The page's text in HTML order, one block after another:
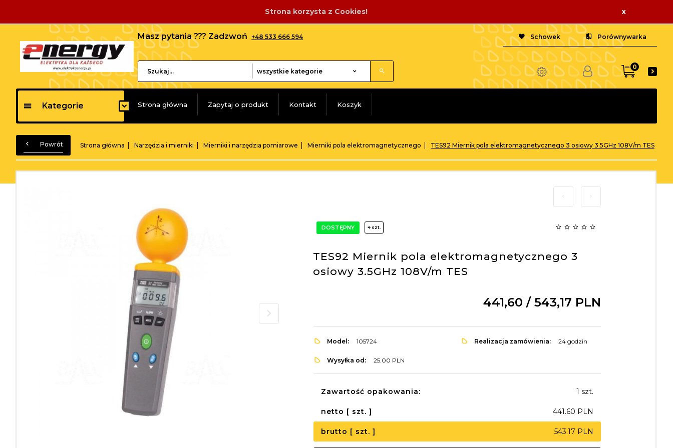
Strona korzysta z Cookies! x
Masz pytania ??? Zadzwoń +48 533 666 594
categories_searcher
wszystkie kategorie
Schowek Porównywarka
0
Kategorie Strona główna Zapytaj o produkt Kontakt Koszyk
Powrót Strona główna Narzędzia i mierniki Mierniki i narzędzia pomiarowe Mierniki pola elektromagnetycznego TES92 Miernik pola elektromagnetycznego 3 osiowy 3.5GHz 108V/m TES
DOSTĘPNY 4 szt.
TES92 Miernik pola elektromagnetycznego 3
osiowy 3.5GHz 108V/m TES
441,60 / 543,17 PLN
Model: 105724 Realizacja zamówienia: 24 godzin
Wysyłka od: 25.00 PLN
Zawartość opakowania: 1 szt.
netto [ szt. ] 441.60 PLN
brutto [ szt. ] 543.17 PLN